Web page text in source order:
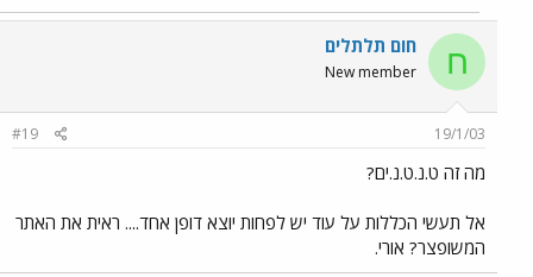
ח חום תלתלים
New member
19/1/03
#19
מה זה ט.נ.ט.נ.ים?
אל תעשי הכללות על עוד יש לפחות יוצא דופן אחד.... ראית את האתר
המשופצר? אורי.